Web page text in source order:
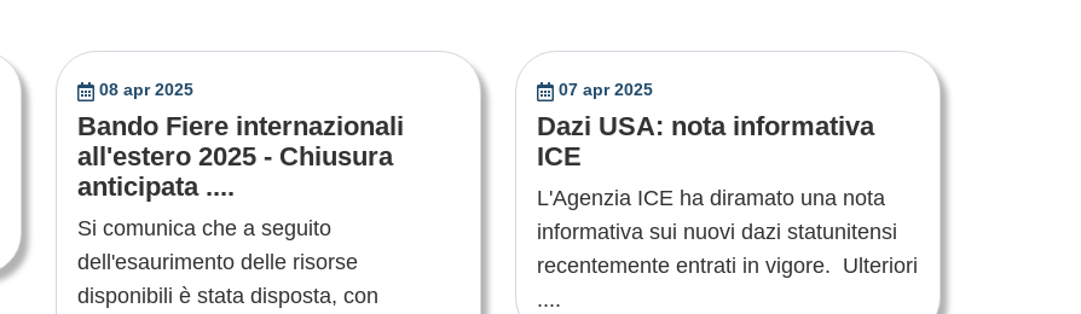
08 apr 2025
Bando Fiere internazionali
all'estero 2025 - Chiusura
anticipata ....
Si comunica che a seguito
dell'esaurimento delle risorse
disponibili è stata disposta, con
07 apr 2025
Dazi USA: nota informativa
ICE
L'Agenzia ICE ha diramato una nota
informativa sui nuovi dazi statunitensi
recentemente entrati in vigore. Ulteriori
....